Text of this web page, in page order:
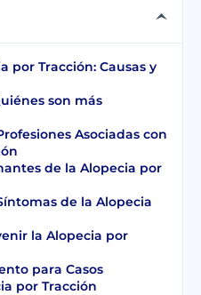
por Tracción: Causas y
son más
Asociadas con
de la Alopecia por
de la Alopecia
la Alopecia por
para Casos
por Tracción